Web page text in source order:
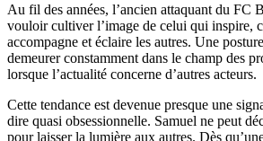
Au fil des années, l’ancien attaquant du FC
vouloir cultiver l’image de celui qui inspire,
accompagne et éclaire les autres. Une
demeurer constamment dans le champ des
lorsque l’actualité concerne d’autres acteurs.
Cette tendance est devenue presque une
dire quasi obsessionnelle. Samuel ne peut
pour laisser la lumière aux autres. Dès